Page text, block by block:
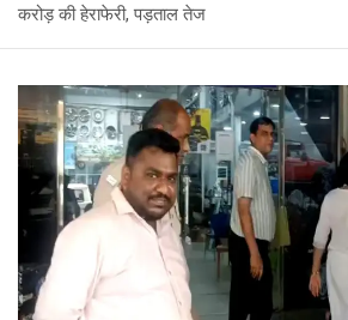
करोड़ की हेराफेरी, पड़ताल तेज